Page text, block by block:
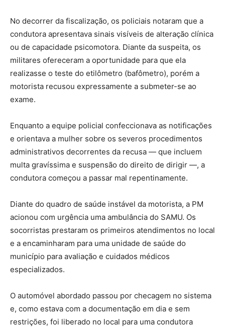
No decorrer da fiscalização, os policiais notaram que a
condutora apresentava sinais visíveis de alteração clínica
ou de capacidade psicomotora. Diante da suspeita, os
militares ofereceram a oportunidade para que ela
realizasse o teste do etilômetro (bafômetro), porém a
motorista recusou expressamente a submeter-se ao
exame.
Enquanto a equipe policial confeccionava as notificações
e orientava a mulher sobre os severos procedimentos
administrativos decorrentes da recusa — que incluem
multa gravíssima e suspensão do direito de dirigir —, a
condutora começou a passar mal repentinamente.
Diante do quadro de saúde instável da motorista, a PM
acionou com urgência uma ambulância do SAMU. Os
socorristas prestaram os primeiros atendimentos no local
e a encaminharam para uma unidade de saúde do
município para avaliação e cuidados médicos
especializados.
O automóvel abordado passou por checagem no sistema
e, como estava com a documentação em dia e sem
restrições, foi liberado no local para uma condutora